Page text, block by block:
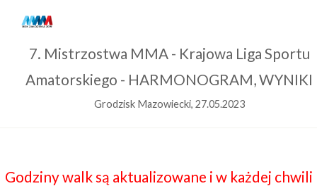
7. Mistrzostwa MMA - Krajowa Liga Sportu
Amatorskiego - HARMONOGRAM, WYNIKI
Grodzisk Mazowiecki, 27.05.2023
Godziny walk są aktualizowane i w każdej chwili